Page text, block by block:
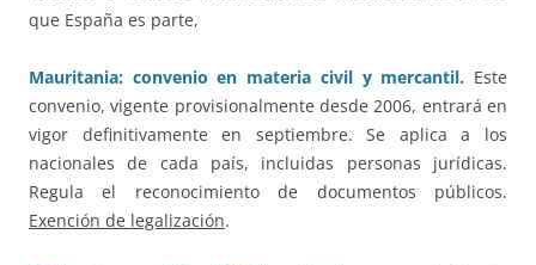
que España es parte,
Mauritania: convenio en materia civil y mercantil. Este
convenio, vigente provisionalmente desde 2006, entrará en
vigor definitivamente en septiembre. Se aplica a los
nacionales de cada país, incluidas personas jurídicas.
Regula el reconocimiento de documentos públicos.
Exención de legalización.